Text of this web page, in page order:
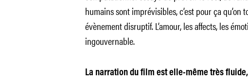
humains sont imprévisibles, c’est pour ça qu’on
évènement disruptif. L’amour, les affects, les
ingouvernable.
La narration du film est elle-même très